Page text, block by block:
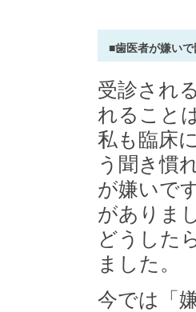
■歯医者が嫌い
受診され
れること
私も臨床
う聞き慣
が嫌いで
がありま
どうした
ました。
今では「